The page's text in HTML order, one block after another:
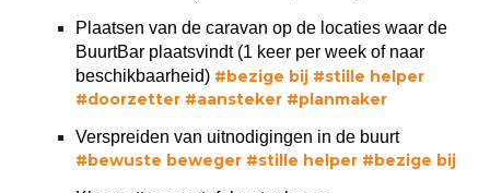
Plaatsen van de caravan op de locaties waar de
BuurtBar plaatsvindt (1 keer per week of naar
beschikbaarheid) #bezige bij #stille helper
#doorzetter #aansteker #planmaker
Verspreiden van uitnodigingen in de buurt
#bewuste beweger #stille helper #bezige bij